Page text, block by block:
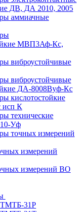
ДВ, ДА 2010, 2005
аммиачные
МВП3Аф-Кс,
виброустойчивые
виброустойчивые
ДА-8008Вуф-Кс
кислотостойкие
исп К
технические
Уф
точных измерений
измерений
измерений ВО
ТМТБ-31Р